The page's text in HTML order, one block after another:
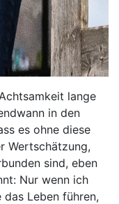
lange
in den
es ohne diese
Wertschätzung,
sind, eben
Nur wenn ich
Leben führen,